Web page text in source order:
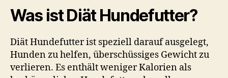
verlieren!
Was ist Diät Hundefutter?
Diät Hundefutter ist speziell darauf ausgelegt,
Hunden zu helfen, überschüssiges Gewicht zu
verlieren. Es enthält weniger Kalorien als